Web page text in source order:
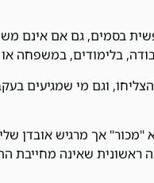
בסמים, גם אם אינם
בלימודים, במשפחה
וגם מי שמגיעים
אך מרגיש אובדן
שאינה מחייבת